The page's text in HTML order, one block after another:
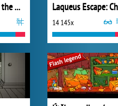
Little Cabin in the Woods - A Forgotten Hill Tale
14 145x